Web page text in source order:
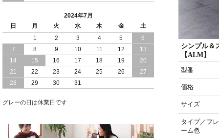
シンプル＆
【ALM】
型番
価格
サイズ
タイプ／フレ
ーム色
畳 仕様 で 敷き布団 が使える 引き出し
収納 付き 大容量 チェスト ベッド 日本
製 ヘッドボードなし
2024/02/23
畳 の 床面 で 敷き布団 で 寝られる 引き
出し 収納庫 付 大容量 チェスト ベッド
日本製
し 収納庫 付き チェスト ベッド 日本製
2024年7月
日
月 火 水 木 金
土
1
2 3 4 5
6
7
8 9 10 11 12
13
14
15 16 17 18 19
20
21
22 23 24 25 26
27
28
29 30 31
グレーの日は休業日です